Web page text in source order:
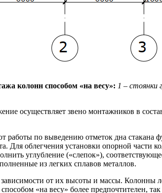
колонн способом «на весу»: 1 – стоянки
осуществляет звено монтажников в
по выведению отметок дна стакана
Для облегчения установки опорной части
углубление («слепок»),
из легких сплавов металлов.
от их высоты и массы. Колонны
«на весу» более предпочтителен,